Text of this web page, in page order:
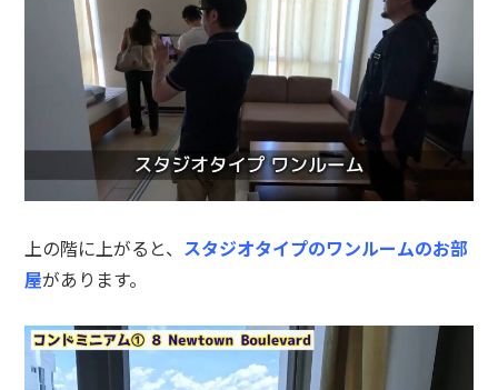
上の階に上がると、 スタジオタイプのワンルームのお部
屋があります。